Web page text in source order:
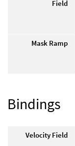
Field
Mask Ramp
Bindings
Velocity Field